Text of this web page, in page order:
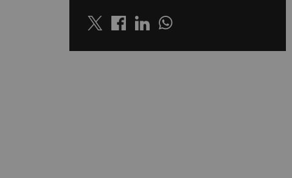
Twitter LinkedinWhatsapp